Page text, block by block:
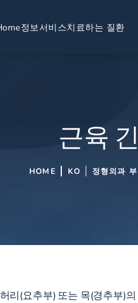
정보서비스치료하는 질환
근육
HOME KO 정형외과
리(요추부) 또는 목(경추부)